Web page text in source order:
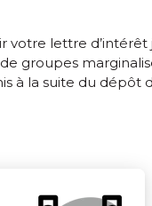
votre lettre
de groupes
à la suite du